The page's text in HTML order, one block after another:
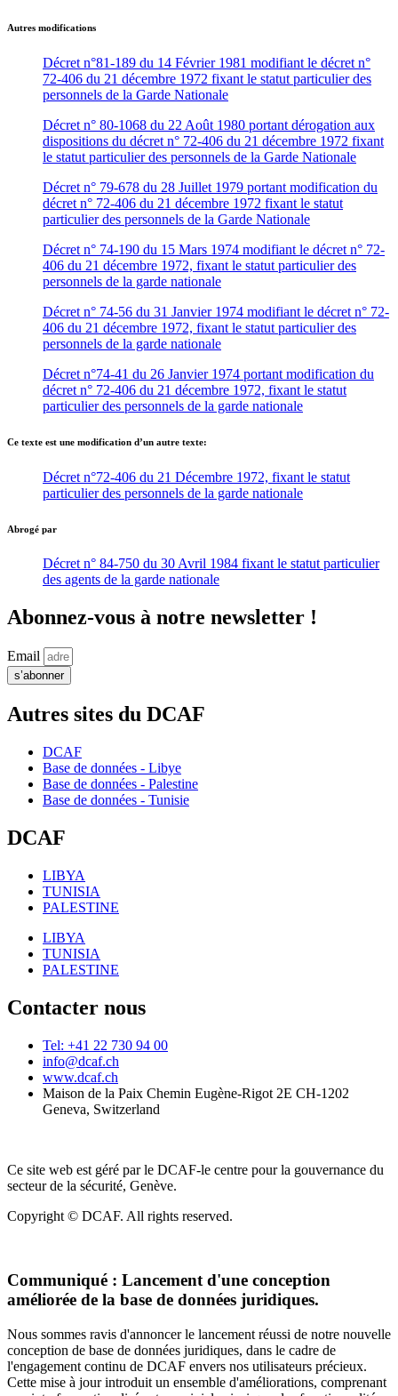
Autres modifications
Décret n°81-189 du 14 Février 1981 modifiant le décret n°
72-406 du 21 décembre 1972 fixant le statut particulier des
personnels de la Garde Nationale
Décret n° 80-1068 du 22 Août 1980 portant dérogation aux
dispositions du décret n° 72-406 du 21 décembre 1972 fixant
le statut particulier des personnels de la Garde Nationale
Décret n° 79-678 du 28 Juillet 1979 portant modification du
décret n° 72-406 du 21 décembre 1972 fixant le statut
particulier des personnels de la Garde Nationale
Décret n° 74-190 du 15 Mars 1974 modifiant le décret n° 72-
406 du 21 décembre 1972, fixant le statut particulier des
personnels de la garde nationale
Décret n° 74-56 du 31 Janvier 1974 modifiant le décret n° 72-
406 du 21 décembre 1972, fixant le statut particulier des
personnels de la garde nationale
Décret n°74-41 du 26 Janvier 1974 portant modification du
décret n° 72-406 du 21 décembre 1972, fixant le statut
particulier des personnels de la garde nationale
Ce texte est une modification d’un autre texte:
Décret n°72-406 du 21 Décembre 1972, fixant le statut
particulier des personnels de la garde nationale
Abrogé par
Décret n° 84-750 du 30 Avril 1984 fixant le statut particulier
des agents de la garde nationale
Abonnez-vous à notre newsletter !
Email
s’abonner
Autres sites du DCAF
DCAF
Base de données - Libye
Base de données - Palestine
Base de données - Tunisie
DCAF
LIBYA
TUNISIA
PALESTINE
LIBYA
TUNISIA
PALESTINE
Contacter nous
Tel: +41 22 730 94 00
info@dcaf.ch
www.dcaf.ch
Maison de la Paix Chemin Eugène-Rigot 2E CH-1202
Geneva, Switzerland
Ce site web est géré par le DCAF-le centre pour la gouvernance du
secteur de la sécurité, Genève.
Copyright © DCAF. All rights reserved.
Communiqué : Lancement d'une conception
améliorée de la base de données juridiques.
Nous sommes ravis d'annoncer le lancement réussi de notre nouvelle
conception de base de données juridiques, dans le cadre de
l'engagement continu de DCAF envers nos utilisateurs précieux.
Cette mise à jour introduit un ensemble d'améliorations, comprenant